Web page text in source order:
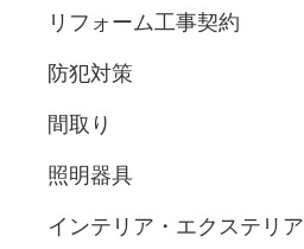
リフォーム工事契約
防犯対策
間取り
照明器具
インテリア・エクステリア